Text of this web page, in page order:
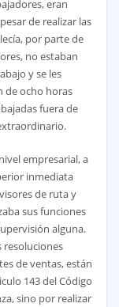
eran
de realizar las
por parte de
no estaban
y se les
de ocho horas
fuera de
empresarial, a
inmediata
de ruta y
sus funciones
alguna.
resoluciones
de ventas, están
143 del Código
sino por realizar